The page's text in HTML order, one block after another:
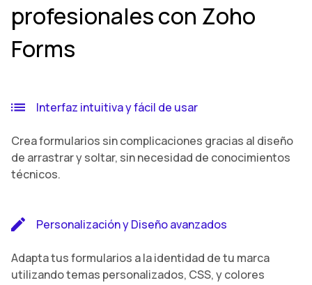
profesionales con Zoho
Forms
Interfaz intuitiva y fácil de usar
Crea formularios sin complicaciones gracias al diseño
de arrastrar y soltar, sin necesidad de conocimientos
técnicos.
Personalización y Diseño avanzados
Adapta tus formularios a la identidad de tu marca
utilizando temas personalizados, CSS, y colores